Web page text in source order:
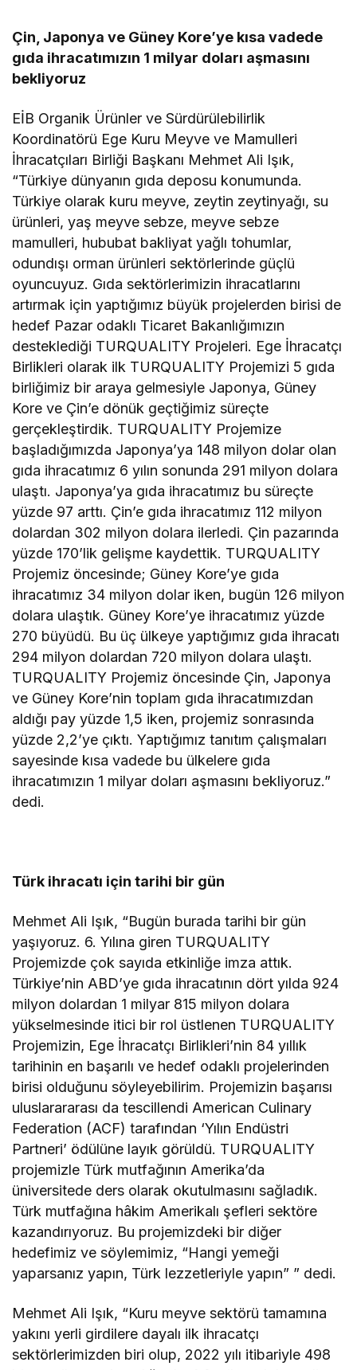
Çin, Japonya ve Güney Kore’ye kısa vadede
gıda ihracatımızın 1 milyar doları aşmasını
bekliyoruz
EİB Organik Ürünler ve Sürdürülebilirlik
Koordinatörü Ege Kuru Meyve ve Mamulleri
İhracatçıları Birliği Başkanı Mehmet Ali Işık,
“Türkiye dünyanın gıda deposu konumunda.
Türkiye olarak kuru meyve, zeytin zeytinyağı, su
ürünleri, yaş meyve sebze, meyve sebze
mamulleri, hububat bakliyat yağlı tohumlar,
odundışı orman ürünleri sektörlerinde güçlü
oyuncuyuz. Gıda sektörlerimizin ihracatlarını
artırmak için yaptığımız büyük projelerden birisi de
hedef Pazar odaklı Ticaret Bakanlığımızın
desteklediği TURQUALITY Projeleri. Ege İhracatçı
Birlikleri olarak ilk TURQUALITY Projemizi 5 gıda
birliğimiz bir araya gelmesiyle Japonya, Güney
Kore ve Çin’e dönük geçtiğimiz süreçte
gerçekleştirdik. TURQUALITY Projemize
başladığımızda Japonya’ya 148 milyon dolar olan
gıda ihracatımız 6 yılın sonunda 291 milyon dolara
ulaştı. Japonya’ya gıda ihracatımız bu süreçte
yüzde 97 arttı. Çin’e gıda ihracatımız 112 milyon
dolardan 302 milyon dolara ilerledi. Çin pazarında
yüzde 170’lik gelişme kaydettik. TURQUALITY
Projemiz öncesinde; Güney Kore’ye gıda
ihracatımız 34 milyon dolar iken, bugün 126 milyon
dolara ulaştık. Güney Kore’ye ihracatımız yüzde
270 büyüdü. Bu üç ülkeye yaptığımız gıda ihracatı
294 milyon dolardan 720 milyon dolara ulaştı.
TURQUALITY Projemiz öncesinde Çin, Japonya
ve Güney Kore’nin toplam gıda ihracatımızdan
aldığı pay yüzde 1,5 iken, projemiz sonrasında
yüzde 2,2’ye çıktı. Yaptığımız tanıtım çalışmaları
sayesinde kısa vadede bu ülkelere gıda
ihracatımızın 1 milyar doları aşmasını bekliyoruz.”
dedi.
Türk ihracatı için tarihi bir gün
Mehmet Ali Işık, “Bugün burada tarihi bir gün
yaşıyoruz. 6. Yılına giren TURQUALITY
Projemizde çok sayıda etkinliğe imza attık.
Türkiye’nin ABD’ye gıda ihracatının dört yılda 924
milyon dolardan 1 milyar 815 milyon dolara
yükselmesinde itici bir rol üstlenen TURQUALITY
Projemizin, Ege İhracatçı Birlikleri’nin 84 yıllık
tarihinin en başarılı ve hedef odaklı projelerinden
birisi olduğunu söyleyebilirim. Projemizin başarısı
uluslarararası da tescillendi American Culinary
Federation (ACF) tarafından ‘Yılın Endüstri
Partneri’ ödülüne layık görüldü. TURQUALITY
projemizle Türk mutfağının Amerika’da
üniversitede ders olarak okutulmasını sağladık.
Türk mutfağına hâkim Amerikalı şefleri sektöre
kazandırıyoruz. Bu projemizdeki bir diğer
hedefimiz ve söylemimiz, “Hangi yemeği
yaparsanız yapın, Türk lezzetleriyle yapın” ” dedi.
Mehmet Ali Işık, “Kuru meyve sektörü tamamına
yakını yerli girdilere dayalı ilk ihracatçı
sektörlerimizden biri olup, 2022 yılı itibariyle 498